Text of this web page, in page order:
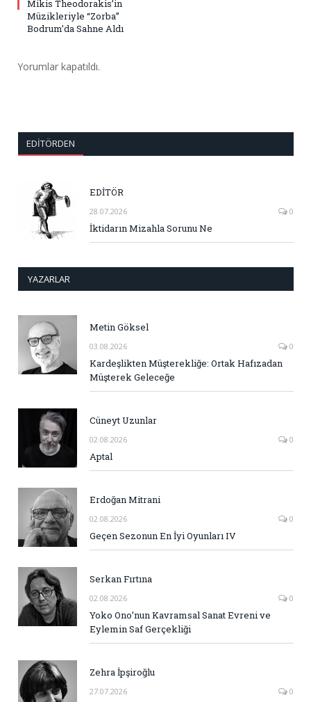
Mikis Theodorakis’in
Müzikleriyle “Zorba”
Bodrum’da Sahne Aldı
Yorumlar kapatıldı.
EDITÖRDEN
EDİTÖR
28.07.2026 0
İktidarın Mizahla Sorunu Ne
YAZARLAR
Metin Göksel
03.08.2026 0
Kardeşlikten Müşterekliğe: Ortak Hafızadan
Müşterek Geleceğe
Cüneyt Uzunlar
02.08.2026 0
Aptal
Erdoğan Mitrani
02.08.2026 0
Geçen Sezonun En İyi Oyunları IV
Serkan Fırtına
02.08.2026 0
Yoko Ono’nun Kavramsal Sanat Evreni ve
Eylemin Saf Gerçekliği
Zehra İpşiroğlu
27.07.2026 0